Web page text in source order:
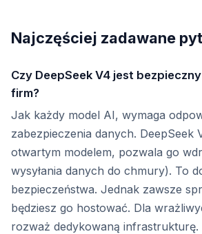
Najczęściej zadawane
Czy DeepSeek V4 jest
firm?
Jak każdy model AI, wymaga
zabezpieczenia danych. DeepSeek
otwartym modelem, pozwala go
wysyłania danych do chmury). To
bezpieczeństwa. Jednak zawsze
będziesz go hostować. Dla
rozważ dedykowaną infrastrukturę.